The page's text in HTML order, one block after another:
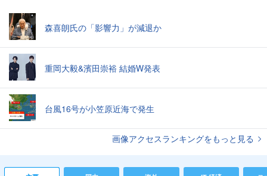
森喜朗氏の「影響力」が減退か
重岡大毅&濱田崇裕 結婚W発表
台風16号が小笠原近海で発生
画像アクセスランキングをもっと見る